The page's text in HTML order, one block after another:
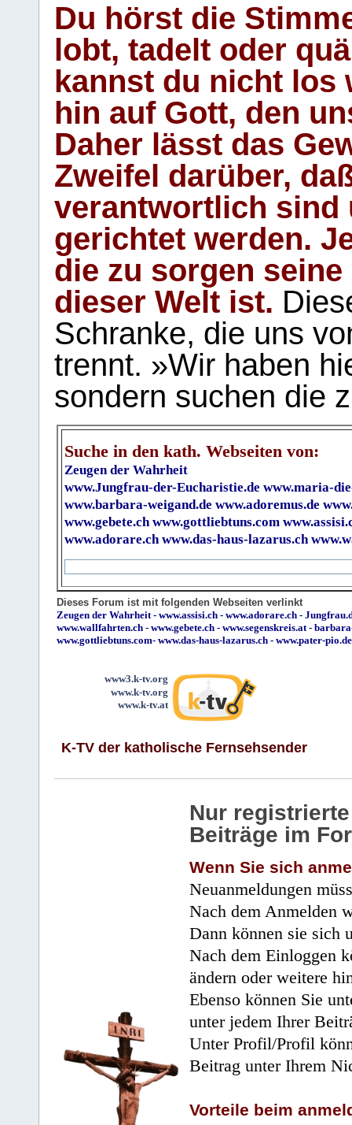
Du hörst die
lobt, tadelt oder
kannst du nicht los
hin auf Gott, den
Daher lässt das
Zweifel darüber,
verantwortlich sind
gerichtet werden.
die zu sorgen
dieser Welt ist.
Schranke, die uns
trennt. »Wir haben
sondern suchen die
Suche in den kath. Webseiten von:
Zeugen der Wahrheit
www.Jungfrau-der-Eucharistie.de www.maria-
www.barbara-weigand.de www.adoremus.de
www.gebete.ch www.gottliebtuns.com
www.adorare.ch www.das-haus-lazarus.ch
Dieses Forum ist mit folgenden Webseiten verlinkt
Zeugen der Wahrheit- www.assisi.ch - www.adorare.ch -
www.wallfahrten.ch - www.gebete.ch - www.segenskreis.at-
www.gottliebtuns.com- www.das-haus-lazarus.ch - www.pater-pio.de
www3.k-tv.org
www.k-tv.org
www.k-tv.at
K-TV der katholische Fernsehsender
Nur
Beiträge im
Wenn Sie sich
Neuanmeldungen
Nach dem Anmelden
Dann können sie sich
Nach dem Einloggen
ändern oder weitere
Ebenso können Sie
unter jedem Ihrer
Unter Profil/Profil
Beitrag unter Ihrem
Vorteile beim